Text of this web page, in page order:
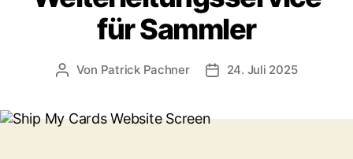
für Sammler
Beitragsautor
Von Patrick Pachner Veröffentlichungsdatum
24. Juli 2025